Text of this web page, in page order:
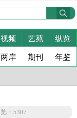
视频 艺苑 纵览
两岸 期刊 年鉴
：5307